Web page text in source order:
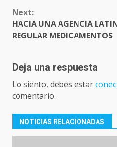
Next:
HACIA UNA AGENCIA
REGULAR MEDICAMENTOS
Deja una respuesta
Lo siento, debes estar
comentario.
NOTICIAS RELACIONADAS